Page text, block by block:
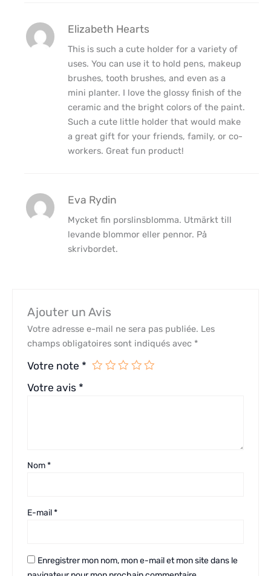
Elizabeth Hearts
This is such a cute holder for a variety of
uses. You can use it to hold pens, makeup
brushes, tooth brushes, and even as a
mini planter. I love the glossy finish of the
ceramic and the bright colors of the paint.
Such a cute little holder that would make
a great gift for your friends, family, or co-
workers. Great fun product!
Eva Rydin
Mycket fin porslinsblomma. Utmärkt till
levande blommor eller pennor. På
skrivbordet.
Ajouter un Avis
Votre adresse e-mail ne sera pas publiée. Les
champs obligatoires sont indiqués avec *
Votre note *
Votre avis *
Nom*
E-mail*
Enregistrer mon nom, mon e-mail et mon site dans le